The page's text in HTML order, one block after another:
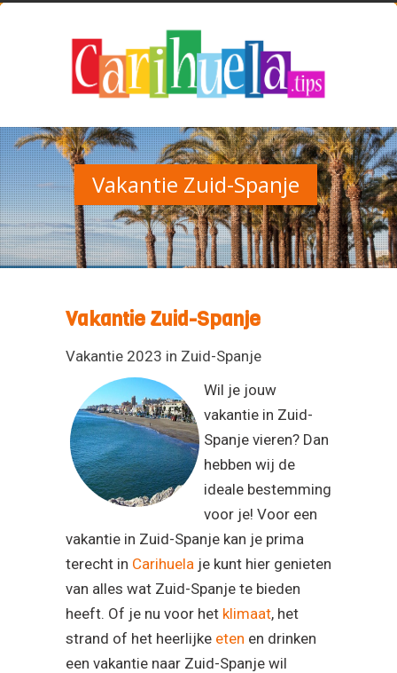
Vakantie Zuid-Spanje
Vakantie Zuid-Spanje
Vakantie 2023 in Zuid-Spanje
Wil je jouw
vakantie in Zuid-
Spanje vieren? Dan
hebben wij de
ideale bestemming
voor je! Voor een
vakantie in Zuid-Spanje kan je prima
terecht in Carihuela je kunt hier genieten
van alles wat Zuid-Spanje te bieden
heeft. Of je nu voor het klimaat, het
strand of het heerlijke eten en drinken
een vakantie naar Zuid-Spanje wil